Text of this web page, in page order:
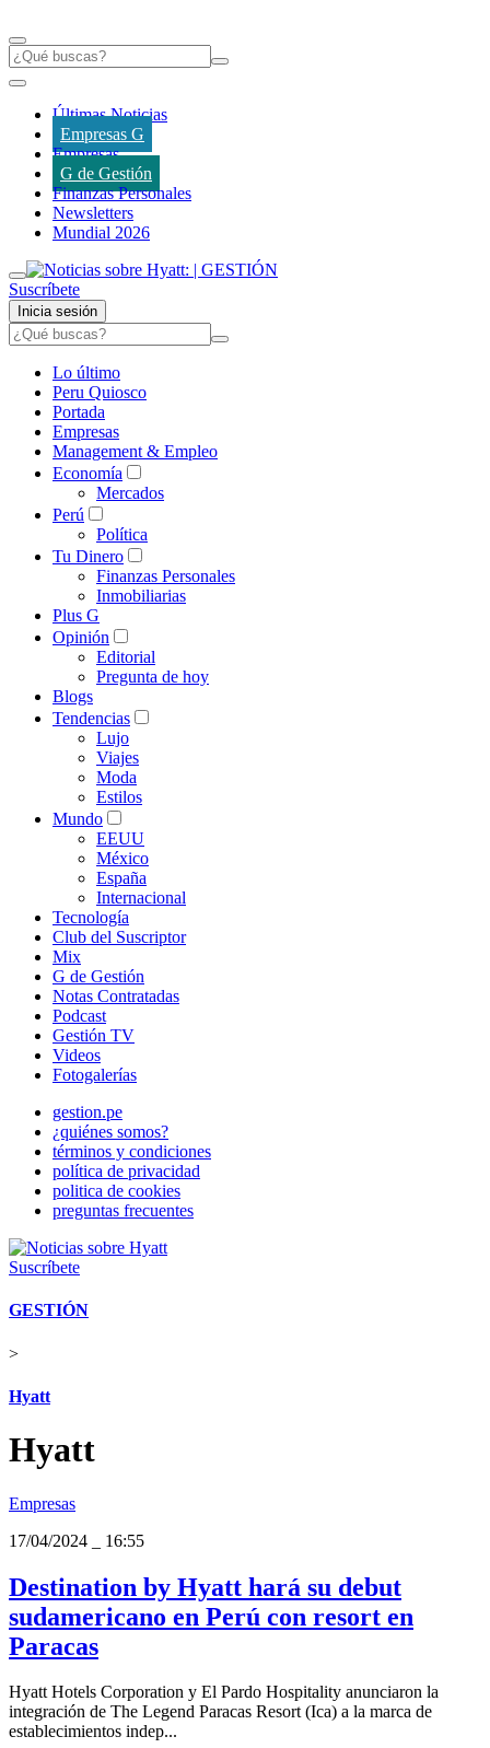
Últimas Noticias
Empresas G
Empresas
G de Gestión
Finanzas Personales
Newsletters
Mundial 2026
Suscríbete
Inicia sesión
Lo último
Peru Quiosco
Portada
Empresas
Management & Empleo
Economía
Mercados
Perú
Política
Tu Dinero
Finanzas Personales
Inmobiliarias
Plus G
Opinión
Editorial
Pregunta de hoy
Blogs
Tendencias
Lujo
Viajes
Moda
Estilos
Mundo
EEUU
México
España
Internacional
Tecnología
Club del Suscriptor
Mix
G de Gestión
Notas Contratadas
Podcast
Gestión TV
Videos
Fotogalerías
gestion.pe
¿quiénes somos?
términos y condiciones
política de privacidad
politica de cookies
preguntas frecuentes
Suscríbete
GESTIÓN
>
Hyatt
Hyatt
Empresas
17/04/2024
16:55
Destination by Hyatt hará su debut
sudamericano en Perú con resort en
Paracas
Hyatt Hotels Corporation y El Pardo Hospitality anunciaron la
integración de The Legend Paracas Resort (Ica) a la marca de
establecimientos indep...